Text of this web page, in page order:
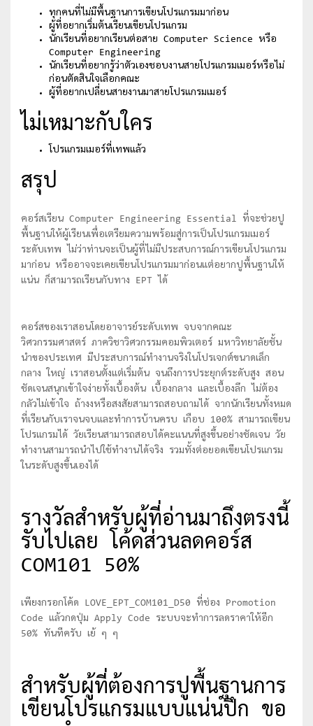
ทุกคนที่ไม่มีพื้นฐานการเขียนโปรแกรมมาก่อน
ผู้ที่อยากเริ่มต้นเรียนเขียนโปรแกรม
นักเรียนที่อยากเรียนต่อสาย Computer Science หรือ
Computer Engineering
นักเรียนที่อยากรู้ว่าตัวเองชอบงานสายโปรแกรมเมอร์หรือไม่
ก่อนตัดสินใจเลือกคณะ
ผู้ที่อยากเปลี่ยนสายงานมาสายโปรแกรมเมอร์
ไม่เหมาะกับใคร
โปรแกรมเมอร์ที่เทพแล้ว
สรุป
คอร์สเรียน Computer Engineering Essential ที่จะช่วยปู
พื้นฐานให้ผู้เรียนเพื่อเตรียมความพร้อมสู่การเป็นโปรแกรมเมอร์
ระดับเทพ ไม่ว่าท่านจะเป็นผู้ที่ไม่มีประสบการณ์การเขียนโปรแกรม
มาก่อน หรืออาจจะเคยเขียนโปรแกรมมาก่อนแต่อยากปูพื้นฐานให้
แน่น ก็สามารถเรียนกับทาง EPT ได้
คอร์สของเราสอนโดยอาจารย์ระดับเทพ จบจากคณะ
วิศวกรรมศาสตร์ ภาควิชาวิศวกรรมคอมพิวเตอร์ มหาวิทยาลัยชั้น
นำของประเทศ มีประสบการณ์ทำงานจริงในโปรเจกต์ขนาดเล็ก
กลาง ใหญ่ เราสอนตั้งแต่เริ่มต้น จนถึงการประยุกต์ระดับสูง สอน
ชัดเจนสนุกเข้าใจง่ายทั้งเบื้องต้น เบื้องกลาง และเบื้องลึก ไม่ต้อง
กลัวไม่เข้าใจ ถ้างงหรือสงสัยสามารถสอบถามได้ จากนักเรียนทั้งหมด
ที่เรียนกับเราจนจบและทำการบ้านครบ เกือบ 100% สามารถเขียน
โปรแกรมได้ วัยเรียนสามารถสอบได้คะแนนที่สูงขึ้นอย่างชัดเจน วัย
ทำงานสามารถนำไปใช้ทำงานได้จริง รวมทั้งต่อยอดเขียนโปรแกรม
ในระดับสูงขึ้นเองได้
รางวัลสำหรับผู้ที่อ่านมาถึงตรงนี้
รับไปเลย โค้ดส่วนลดคอร์ส
COM101 50%
เพียงกรอกโค้ด LOVE_EPT_COM101_D50 ที่ช่อง Promotion
Code แล้วกดปุ่ม Apply Code ระบบจะทำการลดราคาให้อีก
50% ทันทีครับ เย้ ๆ ๆ
สำหรับผู้ที่ต้องการปูพื้นฐานการ
เขียนโปรแกรมแบบแน่นปึก ขอ